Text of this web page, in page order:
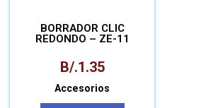
BORRADOR CLIC
REDONDO – ZE-11
B/.1.35
Accesorios